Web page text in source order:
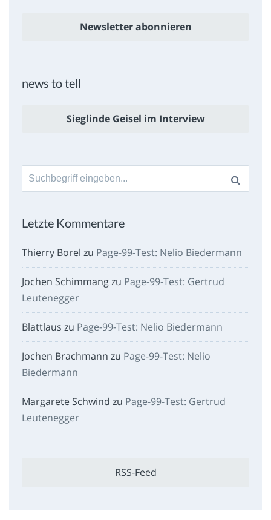
Newsletter abonnieren
news to tell
Sieglinde Geisel im Interview
Suche
nach:
Letzte Kommentare
Thierry Borel zu Page-99-Test: Nelio Biedermann
Jochen Schimmangzu Page-99-Test: Gertrud
Leutenegger
Blattlaus zu Page-99-Test: Nelio Biedermann
Jochen Brachmann zu Page-99-Test: Nelio
Biedermann
Margarete Schwind zu Page-99-Test: Gertrud
Leutenegger
RSS-Feed